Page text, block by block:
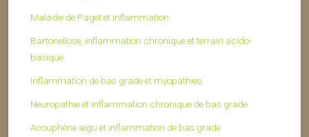
Maladie de Paget et inflammation
Bartonellose, inflammation chronique et terrain acido-
basique
Inflammation de bas grade et myopathies
Neuropathie et inflammation chronique de bas grade
Acouphène aigu et inflammation de bas grade